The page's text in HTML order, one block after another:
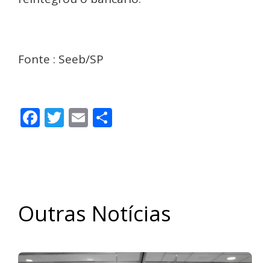
Fonte : Seeb/SP
Facebook
Twitter
Email
Outras Notícias